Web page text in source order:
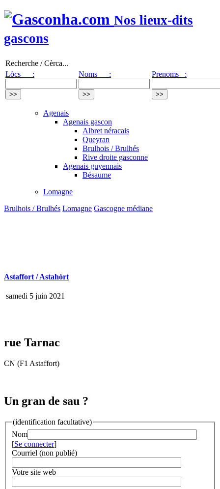
Nos lieux-dits
gascons
Recherche / Cèrca...
Lòcs :
Noms : Prenoms :
Agenais
Agenais gascon
Albret néracais
Queyran
Brulhois / Brulhés
Rive droite gasconne
Agenais guyennais
Bésaume
Lomagne
Brulhois / Brulhés Lomagne Gascogne médiane
Astaffort / Astahòrt
samedi 5 juin 2021
rue Tarnac
CN (F1 Astaffort)
Un gran de sau ?
(identification facultative)
Nom
[Se connecter]
Courriel (non publié)
Votre site web